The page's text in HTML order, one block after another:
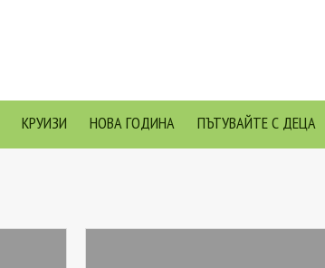
КРУИЗИ НОВА ГОДИНА ПЪТУВАЙТЕ С ДЕЦА